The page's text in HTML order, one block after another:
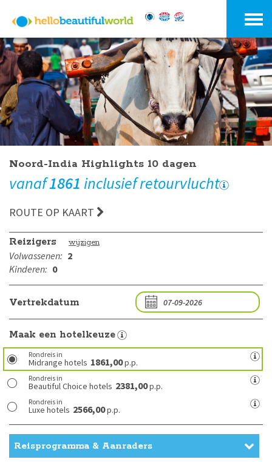
Noord-India Highlights 10 dagen
vanaf1861 inclusief retourvlucht
ROUTE OP KAART
Reizigers wijzigen
Volwassenen: 2
Kinderen: 0
Vertrekdatum
Maak een hotelkeuze
Rondreis in
Midrange hotels 1861,00p.p.
Rondreis in
Beautiful Choice hotels 2381,00p.p.
Rondreis in
Luxe hotels 2566,00p.p.
Reisprogramma & Aanraders